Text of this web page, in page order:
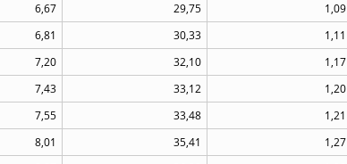
6,67 29,75 1,09
6,81 30,33 1,11
7,20 32,10 1,17
7,43 33,12 1,20
7,55 33,48 1,21
8,01 35,41 1,27